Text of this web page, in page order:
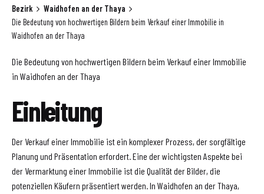
Bezirk
Waidhofen an der Thaya
Die Bedeutung von hochwertigen Bildern beim Verkauf einer Immobilie in
Waidhofen an der Thaya
Die Bedeutung von hochwertigen Bildern beim Verkauf einer Immobilie
in Waidhofen an der Thaya
Einleitung
Der Verkauf einer Immobilie ist ein komplexer Prozess, der sorgfältige
Planung und Präsentation erfordert. Eine der wichtigsten Aspekte bei
der Vermarktung einer Immobilie ist die Qualität der Bilder, die
potenziellen Käufern präsentiert werden. In Waidhofen an der Thaya,